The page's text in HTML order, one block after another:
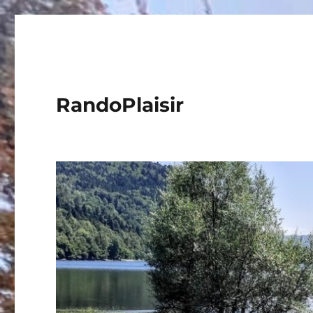
RandoPlaisir